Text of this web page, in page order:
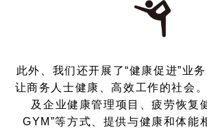
此外、我们还开展了“健康促进”业
让商务人士健康、高效工作的社会
及企业健康管理项目、疲劳恢复
GYM”等方式、提供与健康和体能